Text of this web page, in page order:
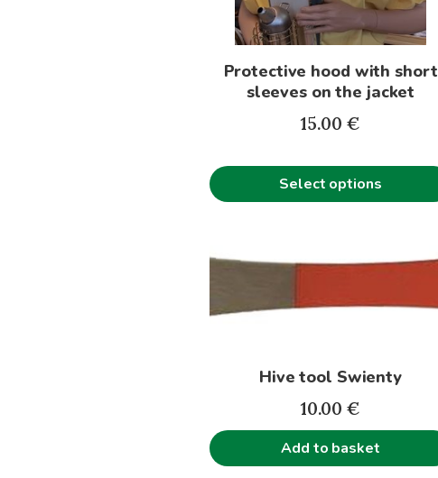
Protective hood with short
sleeves on the jacket
15.00 €
Select options
options
may
chosen
page
Hive tool Swienty
10.00 €
Add to basket